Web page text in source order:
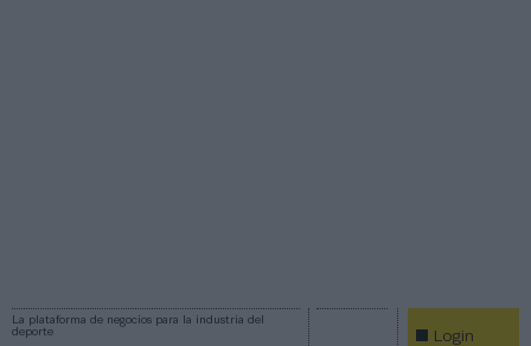
La plataforma de negocios para la industria del
deporte
Login